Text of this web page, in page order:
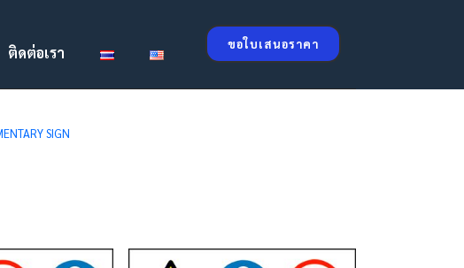
ขอใบเสนอราคา
ติดต่อเรา
SIGN